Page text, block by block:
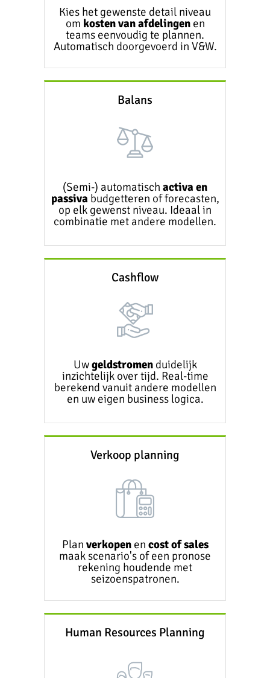
Kies het gewenste detail niveau
om kosten van afdelingenen
teams eenvoudig te plannen.
Automatisch doorgevoerd in V&W.
Balans
(Semi-) automatisch activa en
passiva budgetteren of forecasten,
op elk gewenst niveau. Ideaal in
combinatie met andere modellen.
Cashflow
Uwgeldstromenduidelijk
inzichtelijk over tijd. Real-time
berekend vanuit andere modellen
en uw eigen business logica.
Verkoop planning
Plan verkopenen cost of sales
maak scenario's of een pronose
rekening houdende met
seizoenspatronen.
Human Resources Planning